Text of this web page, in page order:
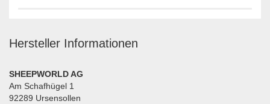
Hersteller Informationen
SHEEPWORLD AG
Am Schafhügel 1
92289 Ursensollen